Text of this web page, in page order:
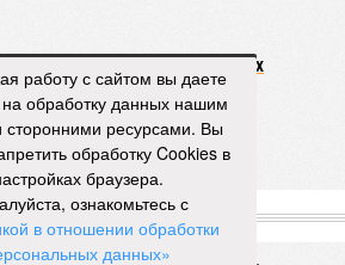
работу с сайтом вы даете
на обработку данных нашим
сторонними ресурсами. Вы
обработку Cookies в
браузера.
ознакомьтесь с
в отношении обработки
данных»